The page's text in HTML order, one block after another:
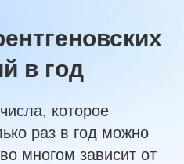
в год
которое
раз в год можно
многом зависит от